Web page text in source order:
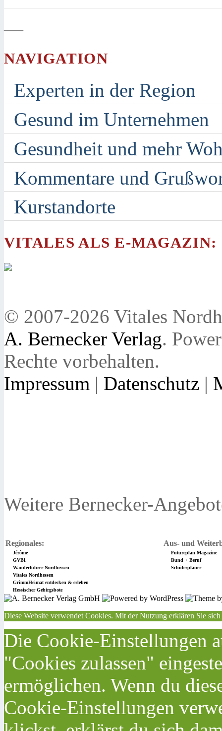
—
NAVIGATION
Experten in der Region
Gesund im Unternehmen
Gesundheit und mehr
Kommentare und
Kurstandorte
VITALES ALS E-MAGAZIN:
© 2007-2026 Vitales
A. Bernecker Verlag.
Rechte vorbehalten.
Impressum | Datenschutz |
Weitere Bernecker-
Regionales: Aus- und
Jérôme
Futureplan Magazine
GVBl.
Bund + Beruf
Wanderführer Nordhessen
Schülerplaner
Vitales Nordhessen
GrimmHeimat entdecken & erleben
Hessischer Gebirgsbote
Diese Website verwendet Cookies. Mit der Nutzung erklären Sie
Die Cookie-Einstellungen
"Cookies zulassen"
ermöglichen. Wenn du
Cookie-Einstellungen